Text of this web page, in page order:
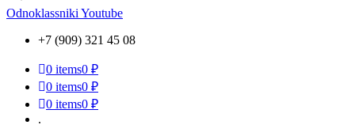
Odnoklassniki Youtube
+7 (909) 321 45 08
0 items0 ₽
0 items0 ₽
0 items0 ₽
.